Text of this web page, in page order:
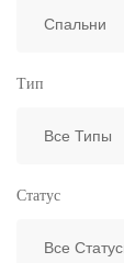
Тип
Статус